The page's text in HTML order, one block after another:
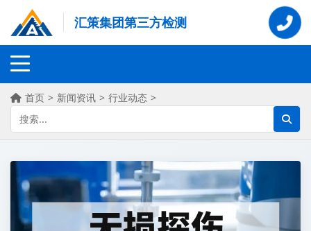
汇策集团第三方检测
首页 > 新闻资讯 > 行业动态 >